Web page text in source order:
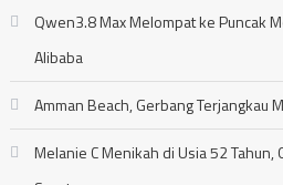
Qwen3.8 Max Melompat ke Puncak
Alibaba
Amman Beach, Gerbang Terjangkau
Melanie C Menikah di Usia 52 Tahun,